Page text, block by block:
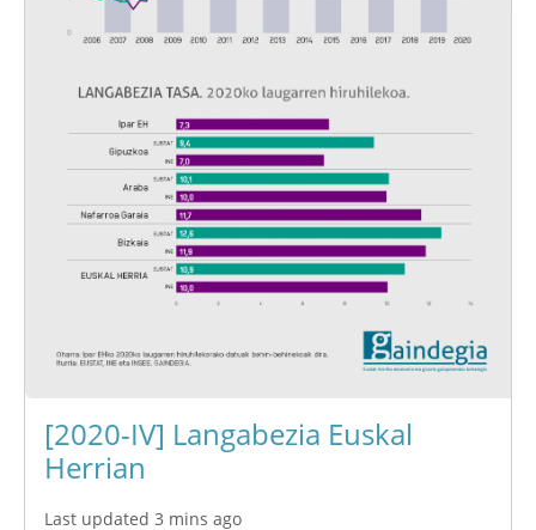
[2020-IV] Langabezia Euskal
Herrian
Last updated 3 mins ago